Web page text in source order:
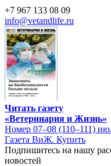
+7 967 133 08 09
info@vetandlife.ru
Читать газету
«Ветеринария и Жизнь»
Номер 07–08 (110–111)
Газета ВиЖ. Купить
Подпишитесь на нашу
новостей